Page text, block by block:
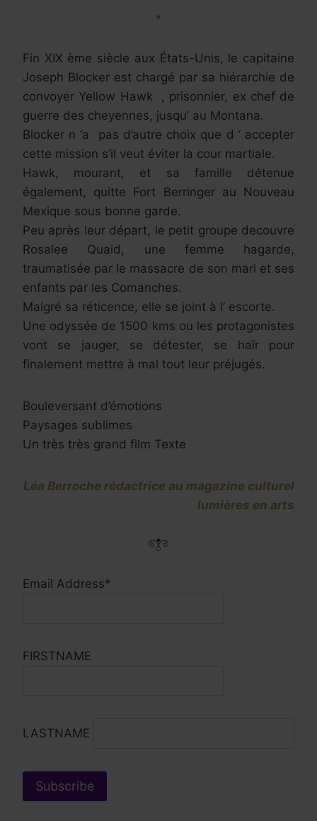
•
Fin XIX ème siècle aux États-Unis, le capitaine
Joseph Blocker est chargé par sa hiérarchie de
convoyer Yellow Hawk , prisonnier, ex chef de
guerre des cheyennes, jusqu’ au Montana.
Blocker n ‘a pas d’autre choix que d ‘ accepter
cette mission s’il veut éviter la cour martiale.
Hawk, mourant, et sa famille détenue
également, quitte Fort Berringer au Nouveau
Mexique sous bonne garde.
Peu après leur départ, le petit groupe decouvre
Rosalee Quaid, une femme hagarde,
traumatisée par le massacre de son mari et ses
enfants par les Comanches.
Malgré sa réticence, elle se joint à l’ escorte.
Une odyssée de 1500 kms ou les protagonistes
vont se jauger, se détester, se haïr pour
finalement mettre à mal tout leur préjugés.
Bouleversant d’émotions
Paysages sublimes
Un très très grand film Texte
Léa Berroche rédactrice au magazine culturel
lumières en arts
Email Address*
FIRSTNAME
LASTNAME